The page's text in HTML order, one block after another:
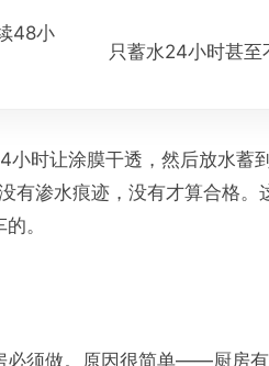
48小
只蓄水24小时甚至
小时让涂膜干透，然后放水蓄
有渗水痕迹，没有才算合格。
。
必须做。原因很简单——厨房